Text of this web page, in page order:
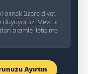
olmak üzere diyet
duyuyoruz. Mevcut
bizimle iletişime
Ayırtın